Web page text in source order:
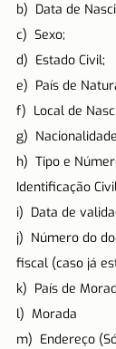
b)  Data de
c)  Sexo;
d)  Estado Civil;
e)  País de
f)  Local de
g)
h)  Tipo e
Identificação
i)  Data de
j)  Número do
fiscal (caso já
k)  País de
l)  Morada
m)  Endereço